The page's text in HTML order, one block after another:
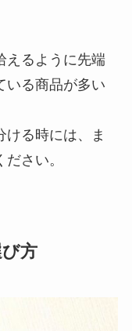
えるように先端
いる商品が多い
ける時には、ま
さい。
方